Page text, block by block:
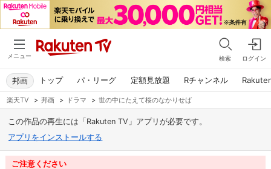
メニュー 検索 ログイン
トップ パ・リーグ 定額見放題 Rチャンネル
邦画
楽天TV > 邦画 > ドラマ > 世の中にたえて桜のなかりせば
この作品の再生には「Rakuten TV」アプリが必要です。
アプリをインストールする
ご注意ください